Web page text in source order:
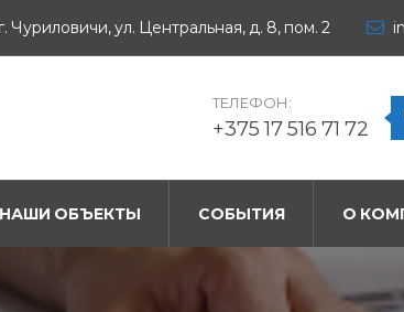
Чуриловичи, ул. Центральная, д. 8, пом. 2
ТЕЛЕФОН:
+375 17 516 71 72
НАШИ ОБЪЕКТЫ СОБЫТИЯ О